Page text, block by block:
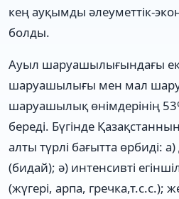
кең ауқымды əлеуметтік-
болды.
Ауыл шаруашылығындағы
шаруашылығы мен мал
шаруашылық өнімдерінің
береді. Бүгінде
алты түрлі бағытта өрбиді:
(бидай); ə) интенсивті
(жүгері, арпа, гречка,т.с.с.);